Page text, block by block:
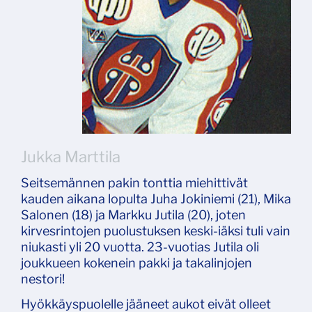
Jukka Marttila
Seitsemännen pakin tonttia miehittivät
kauden aikana lopulta Juha Jokiniemi (21), Mika
Salonen (18) ja Markku Jutila (20), joten
kirvesrintojen puolustuksen keski-iäksi tuli vain
niukasti yli 20 vuotta. 23-vuotias Jutila oli
joukkueen kokenein pakki ja takalinjojen
nestori!
Hyökkäyspuolelle jääneet aukot eivät olleet